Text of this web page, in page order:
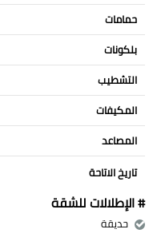
حمامات
بلكونات
التشطيب
المكيفات
المصاعد
تاريخ الاتاحة
# الإطلالات للشقة
حديقة